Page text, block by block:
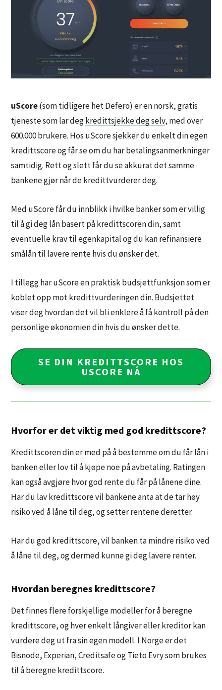
uScore(som tidligere het Defero) er en norsk, gratis
tjeneste som lar degkredittsjekke deg selv, med over
600.000 brukere. Hos uScore sjekker du enkelt din egen
kredittscore og får se om du har betalingsanmerkninger
samtidig. Rett og slett får du se akkurat det samme
bankene gjør når de kredittvurderer deg.
Med uScore får du innblikk i hvilke banker som er villig
til å gi deg lån basert på kredittscoren din, samt
eventuelle krav til egenkapital og du kan refinansiere
smålån til lavere rente hvis du ønsker det.
I tillegg har uScore en praktisk budsjettfunksjon som er
koblet opp mot kredittvurderingen din. Budsjettet
viser deg hvordan det vil bli enklere å få kontroll på den
personlige økonomien din hvis du ønsker dette.
SE DIN KREDITTSCORE HOS
USCORE NÅ
Hvorfor er det viktig med god kredittscore?
Kredittscoren din er med på å bestemme om du får lån i
banken eller lov til å kjøpe noe på avbetaling. Ratingen
kan også avgjøre hvor god rente du får på lånene dine.
Har du lav kredittscore vil bankene anta at de tar høy
risiko ved å låne til deg, og setter rentene deretter.
Har du god kredittscore, vil banken ta mindre risiko ved
å låne til deg, og dermed kunne gi deg lavere renter.
Hvordan beregnes kredittscore?
Det finnes flere forskjellige modeller for å beregne
kredittscore, og hver enkelt långiver eller kreditor kan
vurdere deg ut fra sin egen modell. I Norge er det
Bisnode, Experian, Creditsafe og Tieto Evry som brukes
til å beregne kredittscore.